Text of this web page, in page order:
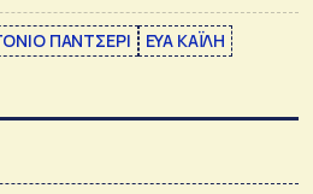
ΠΑΝΤΣΕΡΙ ΕΥΑ ΚΑΪΛΗ